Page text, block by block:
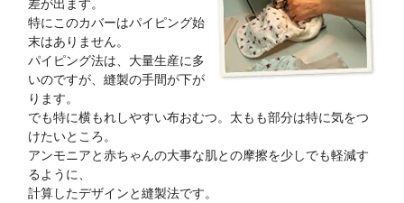
差が出ます。
特にこのカバーはパイピング始
末はありません。
パイピング法は、大量生産に多
いのですが、縫製の手間が下が
ります。
でも特に横もれしやすい布おむつ。太もも部分は特に気をつ
けたいところ。
アンモニアと赤ちゃんの大事な肌との摩擦を少しでも軽減す
るように、
計算したデザインと縫製法です。